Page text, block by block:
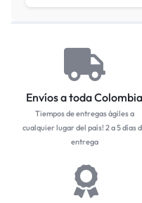
Envíos a toda Colombia
Tiempos de entregas ágiles a
cualquier lugar del país! 2 a 5 días
entrega